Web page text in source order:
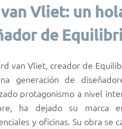
van Vliet: un
de
van Vliet, creador de
generación de
protagonismo a nivel
ha dejado su marca
y oficinas. Su obra se